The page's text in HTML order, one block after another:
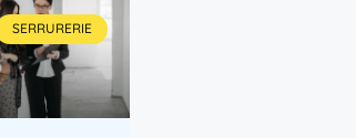
SERRURERIE